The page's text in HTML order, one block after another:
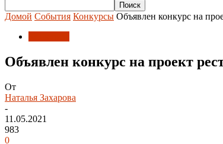
Домой События Конкурсы Объявлен конкурс на
Объявлен конкурс на проект
От
Наталья Захарова
-
11.05.2021
983
0